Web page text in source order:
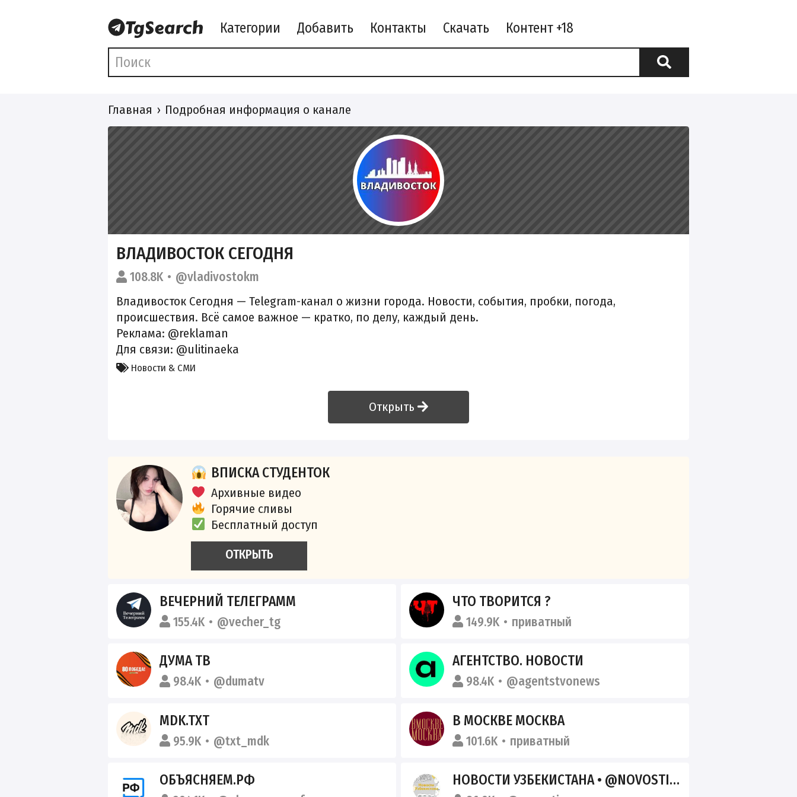
Категории Добавить Контакты Скачать
Главная Подробная информация о канале
ВЛАДИВОСТОК СЕГОДНЯ
108.8K
@vladivostokm
Владивосток Сегодня — Telegram-канал о жизни города. Новости, события, пробки, погода,
происшествия. Всё самое важное — кратко, по делу, каждый день.
Реклама: @reklaman
Для связи: @ulitinaeka
Новости & СМИ
Открыть
ВПИСКА СТУДЕНТОК
Архивные видео
Горячие сливы
Бесплатный доступ
ОТКРЫТЬ
ВЕЧЕРНИЙ ТЕЛЕГРАММ
155.4K @vecher_tg
ЧТО ТВОРИТСЯ ?
149.9K приватный
ДУМА ТВ
98.4K @dumatv
АГЕНТСТВО. НОВОСТИ
98.4K @agentstvonews
MDK.TXT
95.9K @txt_mdk
В МОСКВЕ МОСКВА
101.6K приватный
ОБЪЯСНЯЕМ.РФ НОВОСТИ УЗБЕКИСТАНА • @NOVOSTIUZ